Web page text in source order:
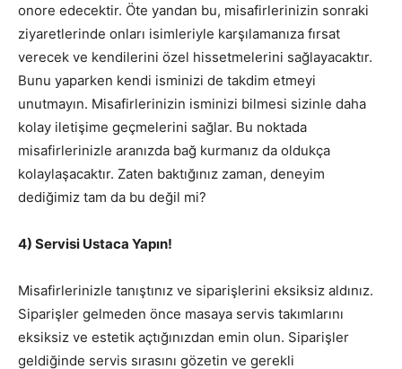
onore edecektir. Öte yandan bu, misafirlerinizin sonraki
ziyaretlerinde onları isimleriyle karşılamanıza fırsat
verecek ve kendilerini özel hissetmelerini sağlayacaktır.
Bunu yaparken kendi isminizi de takdim etmeyi
unutmayın. Misafirlerinizin isminizi bilmesi sizinle daha
kolay iletişime geçmelerini sağlar. Bu noktada
misafirlerinizle aranızda bağ kurmanız da oldukça
kolaylaşacaktır. Zaten baktığınız zaman, deneyim
dediğimiz tam da bu değil mi?
4) Servisi Ustaca Yapın!
Misafirlerinizle tanıştınız ve siparişlerini eksiksiz aldınız.
Siparişler gelmeden önce masaya servis takımlarını
eksiksiz ve estetik açtığınızdan emin olun. Siparişler
geldiğinde servis sırasını gözetin ve gerekli